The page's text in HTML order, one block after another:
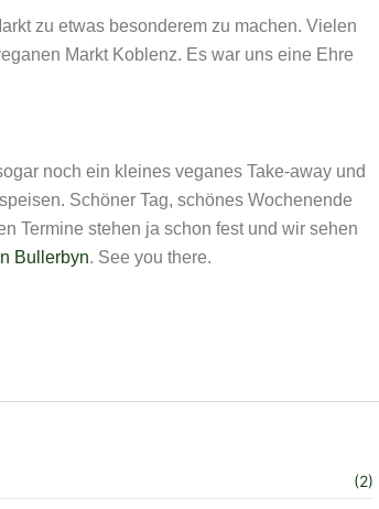
zu etwas besonderem zu machen. Vielen
Markt Koblenz. Es war uns eine Ehre
noch ein kleines veganes Take-away und
Schöner Tag, schönes Wochenende
Termine stehen ja schon fest und wir sehen
Bullerbyn. See you there.
(2)